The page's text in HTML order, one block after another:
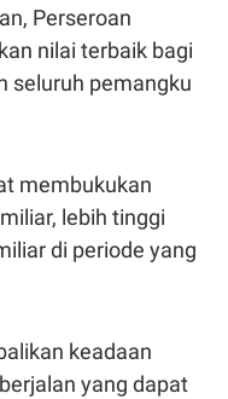
Perseroan
nilai terbaik bagi
seluruh pemangku
membukukan
lebih tinggi
di periode yang
keadaan
yang dapat